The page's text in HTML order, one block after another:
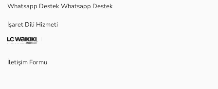
Marka:
Kalıp:
Kumaş:
Kalınlık:
Whatsapp Destek Whatsapp Destek
İşaret Dili Hizmeti
İletişim Formu